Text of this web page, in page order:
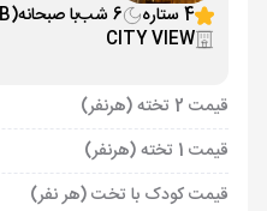
4 ستاره
6 شب با صبحانه(BB)
CITY VIEW
قیمت 2 تخته (هرنفر)
قیمت 1 تخته (هرنفر)
قیمت کودک با تخت (هر نفر)